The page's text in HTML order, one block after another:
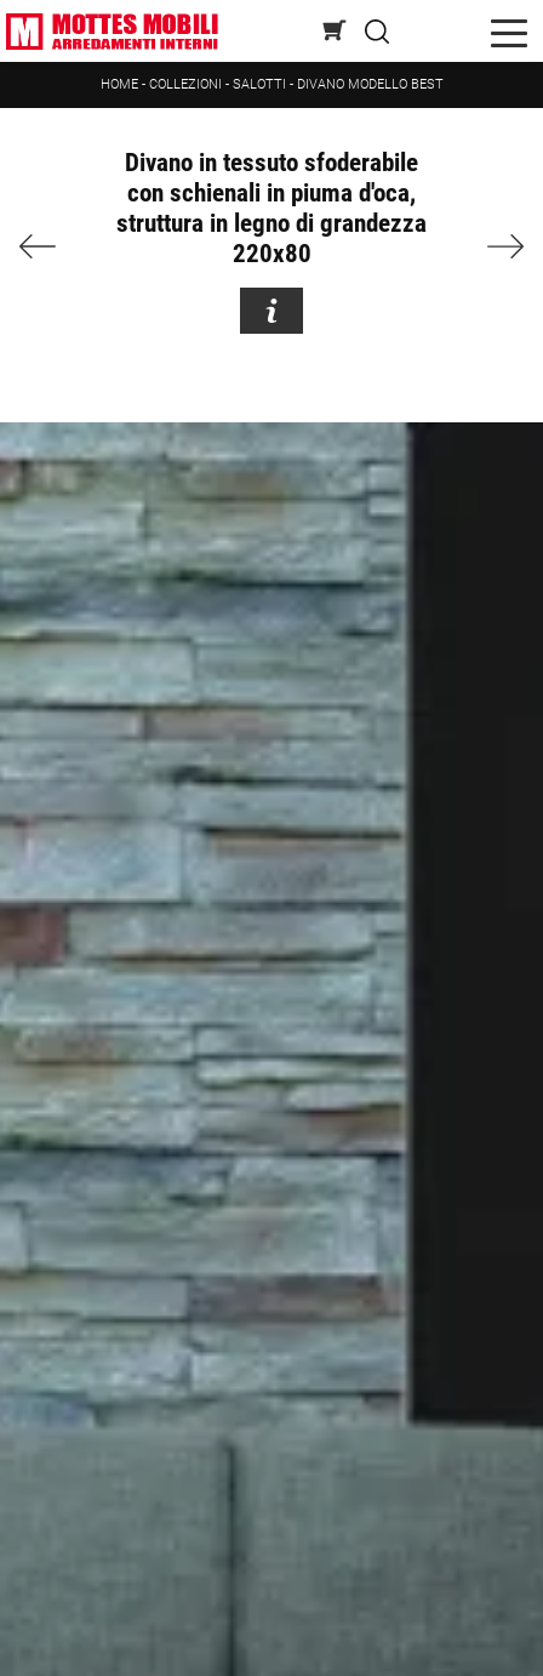
HOME- COLLEZIONI - SALOTTI - DIVANO MODELLO BEST
Divano in tessuto sfoderabile
con schienali in piuma d'oca,
struttura in legno di grandezza
220x80